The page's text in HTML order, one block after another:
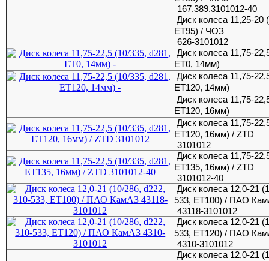
167.389.3101012-40
Диск колеса 11,25-20
ET95) / ЧОЗ
626-3101012
Диск колеса 11,75-
ET0, 14мм)
Диск колеса 11,75-
ET120, 14мм)
Диск колеса 11,75-
ET120, 16мм)
Диск колеса 11,75-
ET120, 16мм) / ZTD
3101012
Диск колеса 11,75-
ET135, 16мм) / ZTD
3101012-40
Диск колеса 12,0-21
533, ЕТ100) / ПАО
43118-3101012
Диск колеса 12,0-21
533, ЕТ120) / ПАО
4310-3101012
Диск колеса 12,0-21